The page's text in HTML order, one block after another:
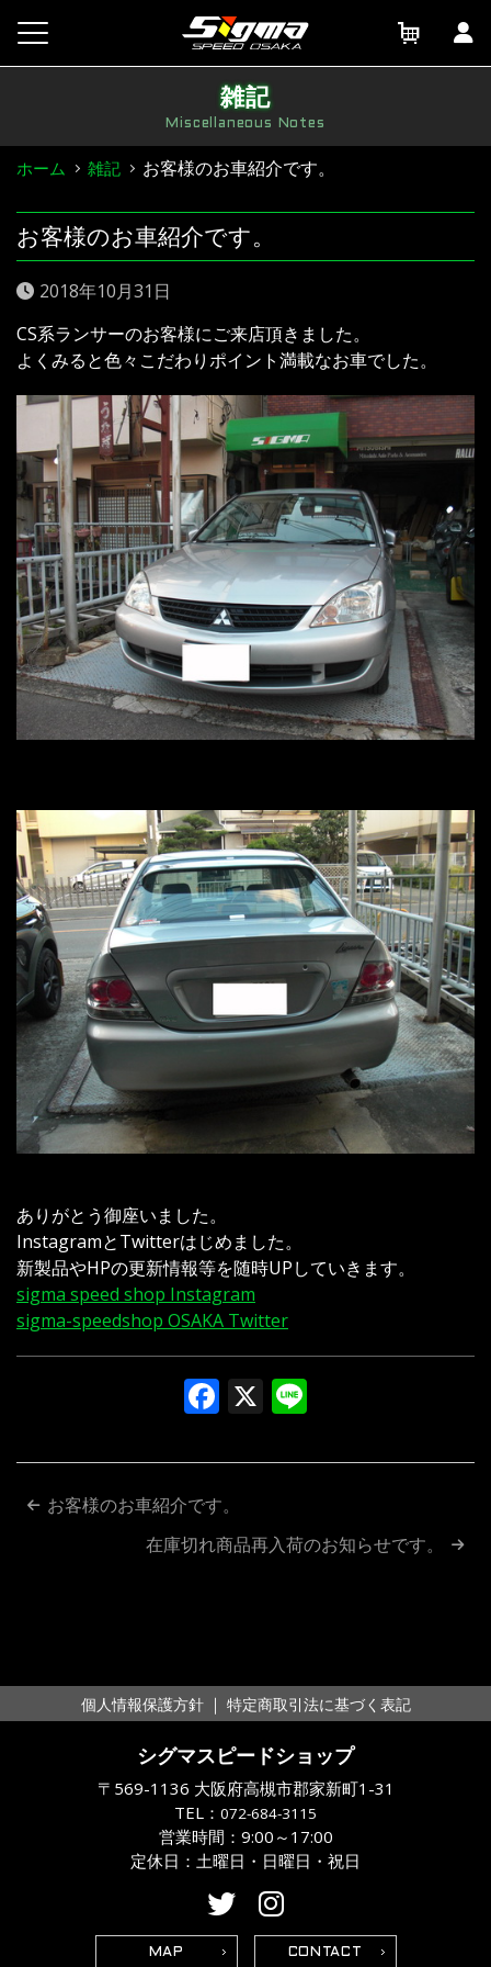
content
雑記
Miscellaneous Notes
ホーム 雑記 お客様のお車紹介です。
お客様のお車紹介です。
2018年10月31日
CS系ランサーのお客様にご来店頂きました。
よくみると色々こだわりポイント満載なお車でした。
ありがとう御座いました。
InstagramとTwitterはじめました。
新製品やHPの更新情報等を随時UPしていきます。
sigma speed shop Instagram
sigma-speedshop OSAKA Twitter
Facebook
X
投 お客様のお車紹介です。
在庫切れ商品再入荷のお知らせです。
個人情報保護方針 ｜ 特定商取引法に基づく表記
シグマスピードショップ
〒569-1136 大阪府高槻市郡家新町1-31
TEL： 072-684-3115
営業時間：9:00～17:00
定休日：土曜日・日曜日・祝日
MAP CONTACT